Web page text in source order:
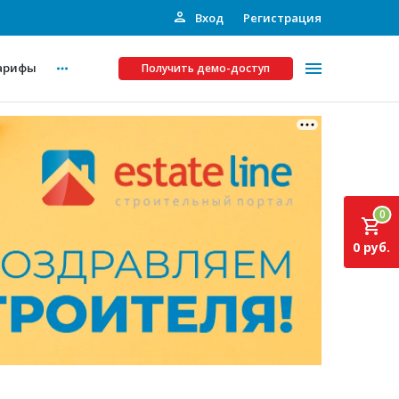
Вход Регистрация
Получить демо-доступ
Платные услуги
Рекламодателям
Инвестпроекты
Подписка на Базу
0
0 руб.